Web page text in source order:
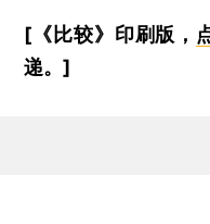
[《比较》印刷版，
递。]